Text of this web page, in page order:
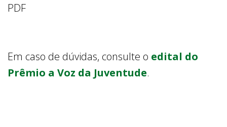
PDF
Em caso de dúvidas, consulte o edital do
Prêmio a Voz da Juventude.